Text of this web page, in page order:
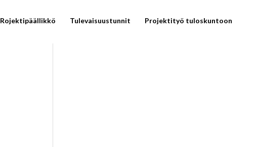
Rojektipäällikkö Tulevaisuustunnit Projektityö tuloskuntoon